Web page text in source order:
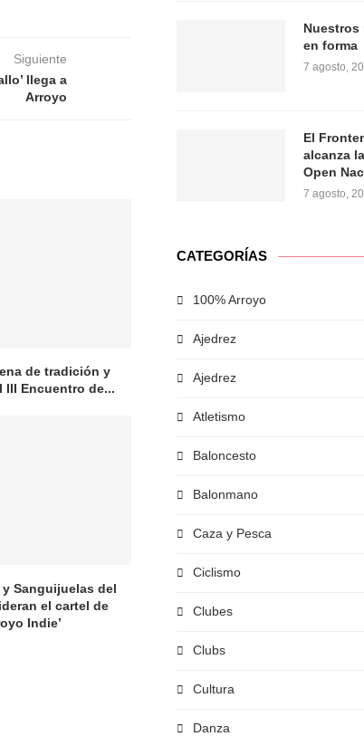
Siguiente
llega a
Arroyo
de tradición y
III Encuentro de...
y Sanguijuelas del
el cartel de
Indie’
Nuestros
en forma
7 agosto,
El
alcanza
Open
7 agosto,
CATEGORÍAS
100% Arroyo
Ajedrez
Ajedrez
Atletismo
Baloncesto
Balonmano
Caza y Pesca
Ciclismo
Clubes
Clubs
Cultura
Danza